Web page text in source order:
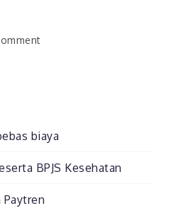
on
biaya
BPJS Kesehatan
Paytren